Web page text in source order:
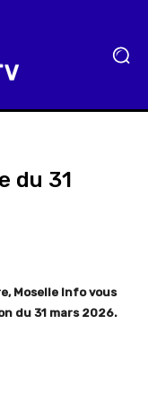
du 31
Moselle Info vous
du 31 mars 2026.